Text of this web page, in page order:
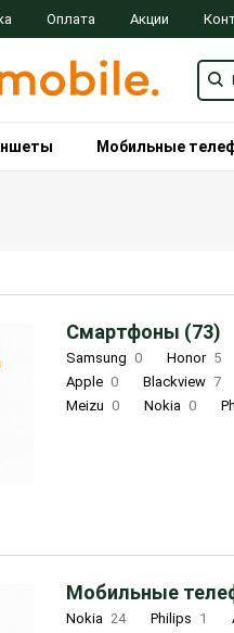
Оплата Акции
Мобильные
Смартфоны (73)
Samsung 0 Honor 5
Apple 0 Blackview 7
Meizu 0 Nokia 0
Мобильные
Nokia 24 Philips 1